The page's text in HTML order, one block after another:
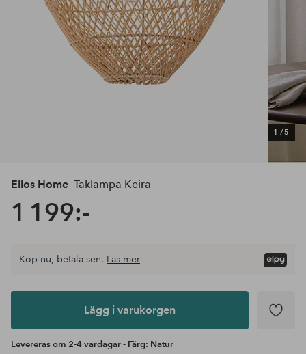
1 /5
Ellos Home Taklampa Keira
1 199:-
Lägg i
Köp nu, betala sen. Läs mer
Lägg i varukorgen
Levereras om 2-4 vardagar - Färg: Natur